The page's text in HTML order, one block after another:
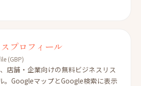
プロフィール
(GBP)
店舗・企業向けの無料ビジネスリス
。GoogleマップとGoogle検索に表示